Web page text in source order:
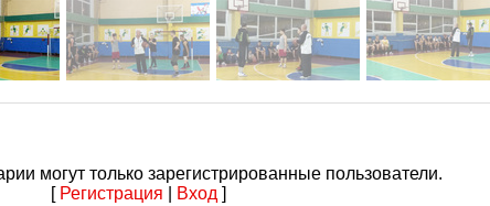
могут только зарегистрированные пользователи.
[ Регистрация Вход ]